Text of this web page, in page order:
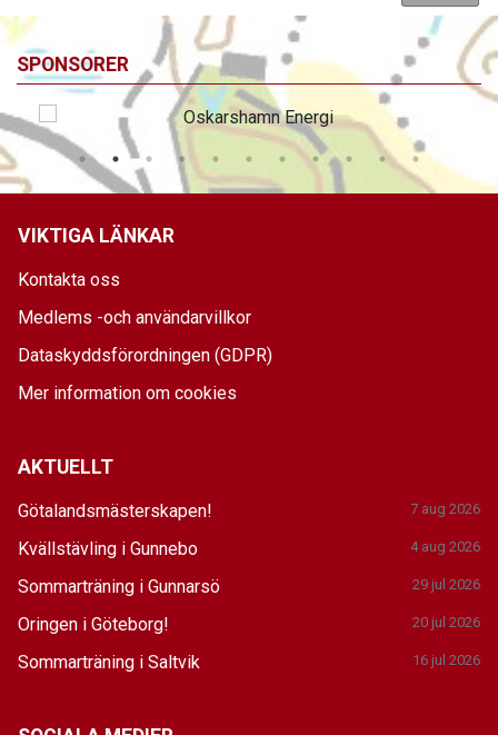
SPONSORER
VIKTIGA LÄNKAR
Kontakta oss
Medlems -och användarvillkor
Dataskyddsförordningen (GDPR)
Mer information om cookies
AKTUELLT
Götalandsmästerskapen! 7 aug 2026
Kvällstävling i Gunnebo 4 aug 2026
Sommarträning i Gunnarsö 29 jul 2026
Oringen i Göteborg! 20 jul 2026
Sommarträning i Saltvik 16 jul 2026